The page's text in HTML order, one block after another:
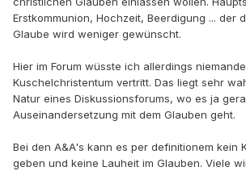
Erstkommunion, Hochzeit, Beerdigung ... der
Glaube wird weniger gewünscht.
Hier im Forum wüsste ich allerdings
Kuschelchristentum vertritt. Das liegt sehr
Natur eines Diskussionsforums, wo es ja
Auseinandersetzung mit dem Glauben geht.
Bei den A&A's kann es per definitionem kein
geben und keine Lauheit im Glauben. Viele